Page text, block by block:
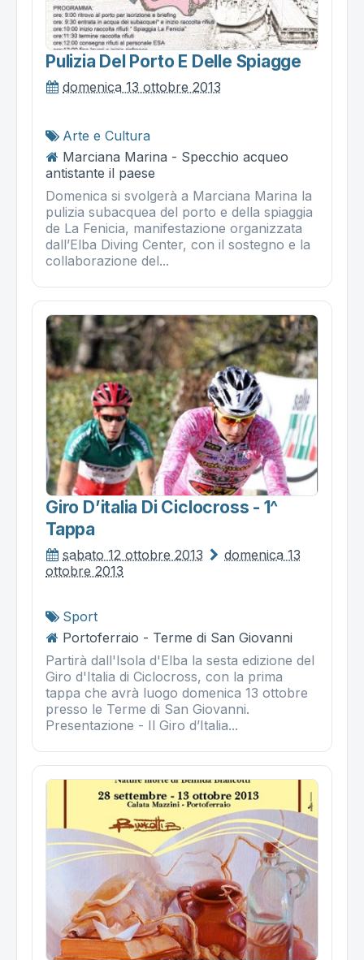
Pulizia Del Porto E Delle Spiagge
domenica 13 ottobre 2013
Arte e Cultura
Marciana Marina - Specchio acqueo
antistante il paese
Domenica si svolgerà a Marciana Marina la
pulizia subacquea del porto e della spiaggia
de La Fenicia, manifestazione organizzata
dall’Elba Diving Center, con il sostegno e la
collaborazione del...
Giro D’italia Di Ciclocross - 1^
Tappa
sabato 12 ottobre 2013
domenica 13
ottobre 2013
Sport
Portoferraio - Terme di San Giovanni
Partirà dall'Isola d'Elba la sesta edizione del
Giro d'Italia di Ciclocross, con la prima
tappa che avrà luogo domenica 13 ottobre
presso le Terme di San Giovanni.
Presentazione - Il Giro d’Italia...